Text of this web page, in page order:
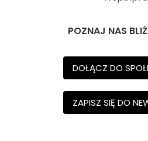
POZNAJ NAS
DOŁĄCZ DO
ZAPISZ SIĘ DO